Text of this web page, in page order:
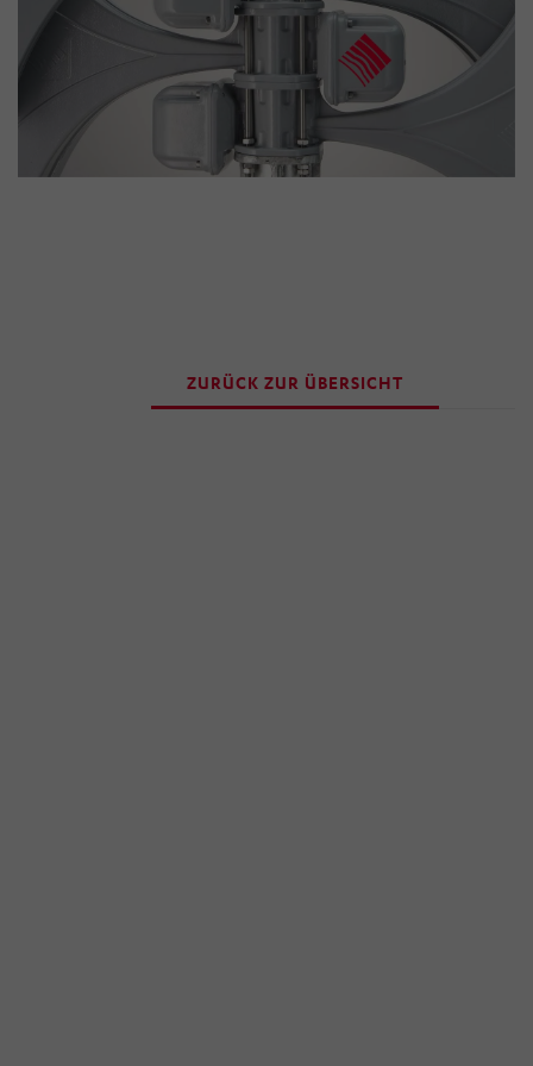
Ihre getroffenen Einstellungen anpassen.
ZURÜCK ZUR ÜBERSICHT